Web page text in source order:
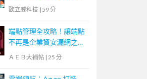
【Webinar：Elastic 系列
歐立威科技 | 59 分
端點管理全攻略！讓端點
不再是企業資安漏網之魚
【宏碁資訊網路學堂】
ＡＥＢ大補帖 | 25 分